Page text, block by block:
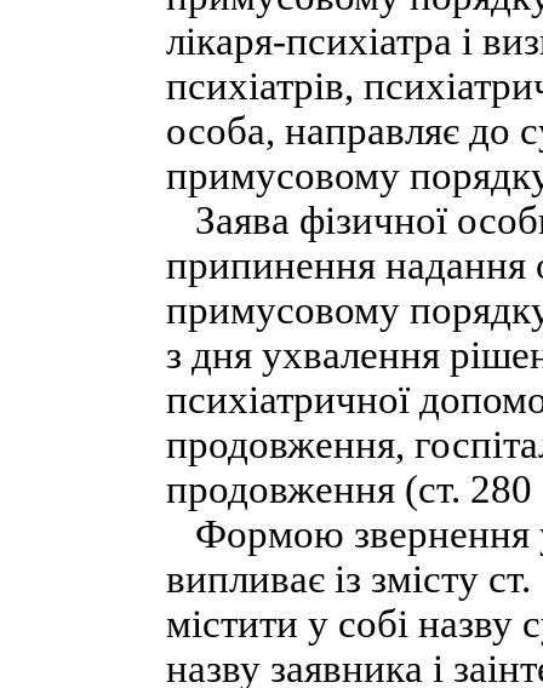
лікаря-психіатра і
психіатрів,
особа, направляє до
примусовому
Заява фізичної
припинення надання
примусовому
з дня ухвалення
психіатричної
продовження,
продовження (ст.
Формою звернення
випливає із змісту
містити у собі назву
назву заявника і